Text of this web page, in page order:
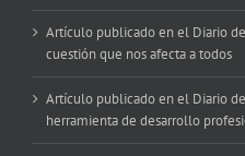
Artículo publicado en el Diario
cuestión que nos afecta a todos
Artículo publicado en el Diario
herramienta de desarrollo